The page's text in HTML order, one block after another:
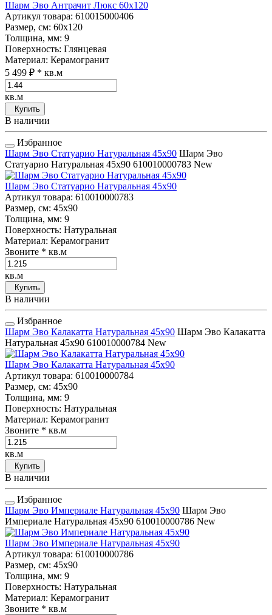
Шарм Эво Антрачит Люкс 60x120
Артикул товара: 610015000406
Размер, см: 60x120
Толщина, мм: 9
Поверхность: Глянцевая
Материал: Керамогранит
5 499 ₽ * кв.м
кв.м
Купить
В наличии
Избранное
Шарм Эво Статуарио Натуральная 45x90 Шарм Эво
Статуарио Натуральная 45x90 610010000783 New
Шарм Эво Статуарио Натуральная 45x90
Артикул товара: 610010000783
Размер, см: 45x90
Толщина, мм: 9
Поверхность: Натуральная
Материал: Керамогранит
Звоните * кв.м
кв.м
Купить
В наличии
Избранное
Шарм Эво Калакатта Натуральная 45x90 Шарм Эво Калакатта
Натуральная 45x90 610010000784 New
Шарм Эво Калакатта Натуральная 45x90
Артикул товара: 610010000784
Размер, см: 45x90
Толщина, мм: 9
Поверхность: Натуральная
Материал: Керамогранит
Звоните * кв.м
кв.м
Купить
В наличии
Избранное
Шарм Эво Империале Натуральная 45x90 Шарм Эво
Империале Натуральная 45x90 610010000786 New
Шарм Эво Империале Натуральная 45x90
Артикул товара: 610010000786
Размер, см: 45x90
Толщина, мм: 9
Поверхность: Натуральная
Материал: Керамогранит
Звоните * кв.м